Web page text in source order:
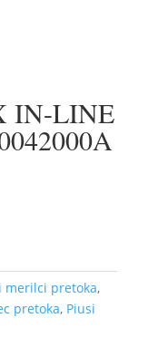
IN-LINE
merilci pretoka,
pretoka, Piusi